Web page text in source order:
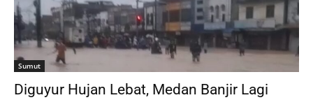
Sumut
Diguyur Hujan Lebat, Medan Banjir Lagi